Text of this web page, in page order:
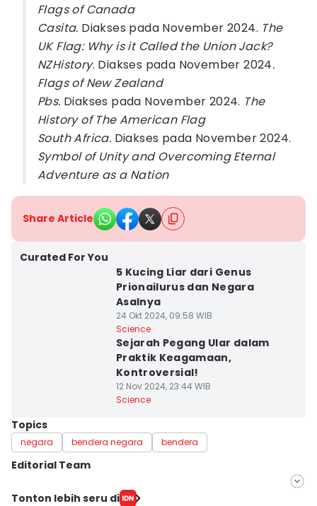
Flags of Canada
Casita. Diakses pada November 2024. The
UK Flag: Why is it Called the Union Jack?
NZHistory. Diakses pada November 2024.
Flags of New Zealand
Pbs. Diakses pada November 2024. The
History of The American Flag
South Africa. Diakses pada November 2024.
Symbol of Unity and Overcoming Eternal
Adventure as a Nation
Share Article
Curated For You
5 Kucing Liar dari Genus
Prionailurus dan Negara
Asalnya
24 Okt 2024, 09:58 WIB
Science
Sejarah Pegang Ular dalam
Praktik Keagamaan,
Kontroversial!
12 Nov 2024, 23:44 WIB
Science
Topics
negara bendera negara bendera
Editorial Team
Editor
Tonton lebih seru di